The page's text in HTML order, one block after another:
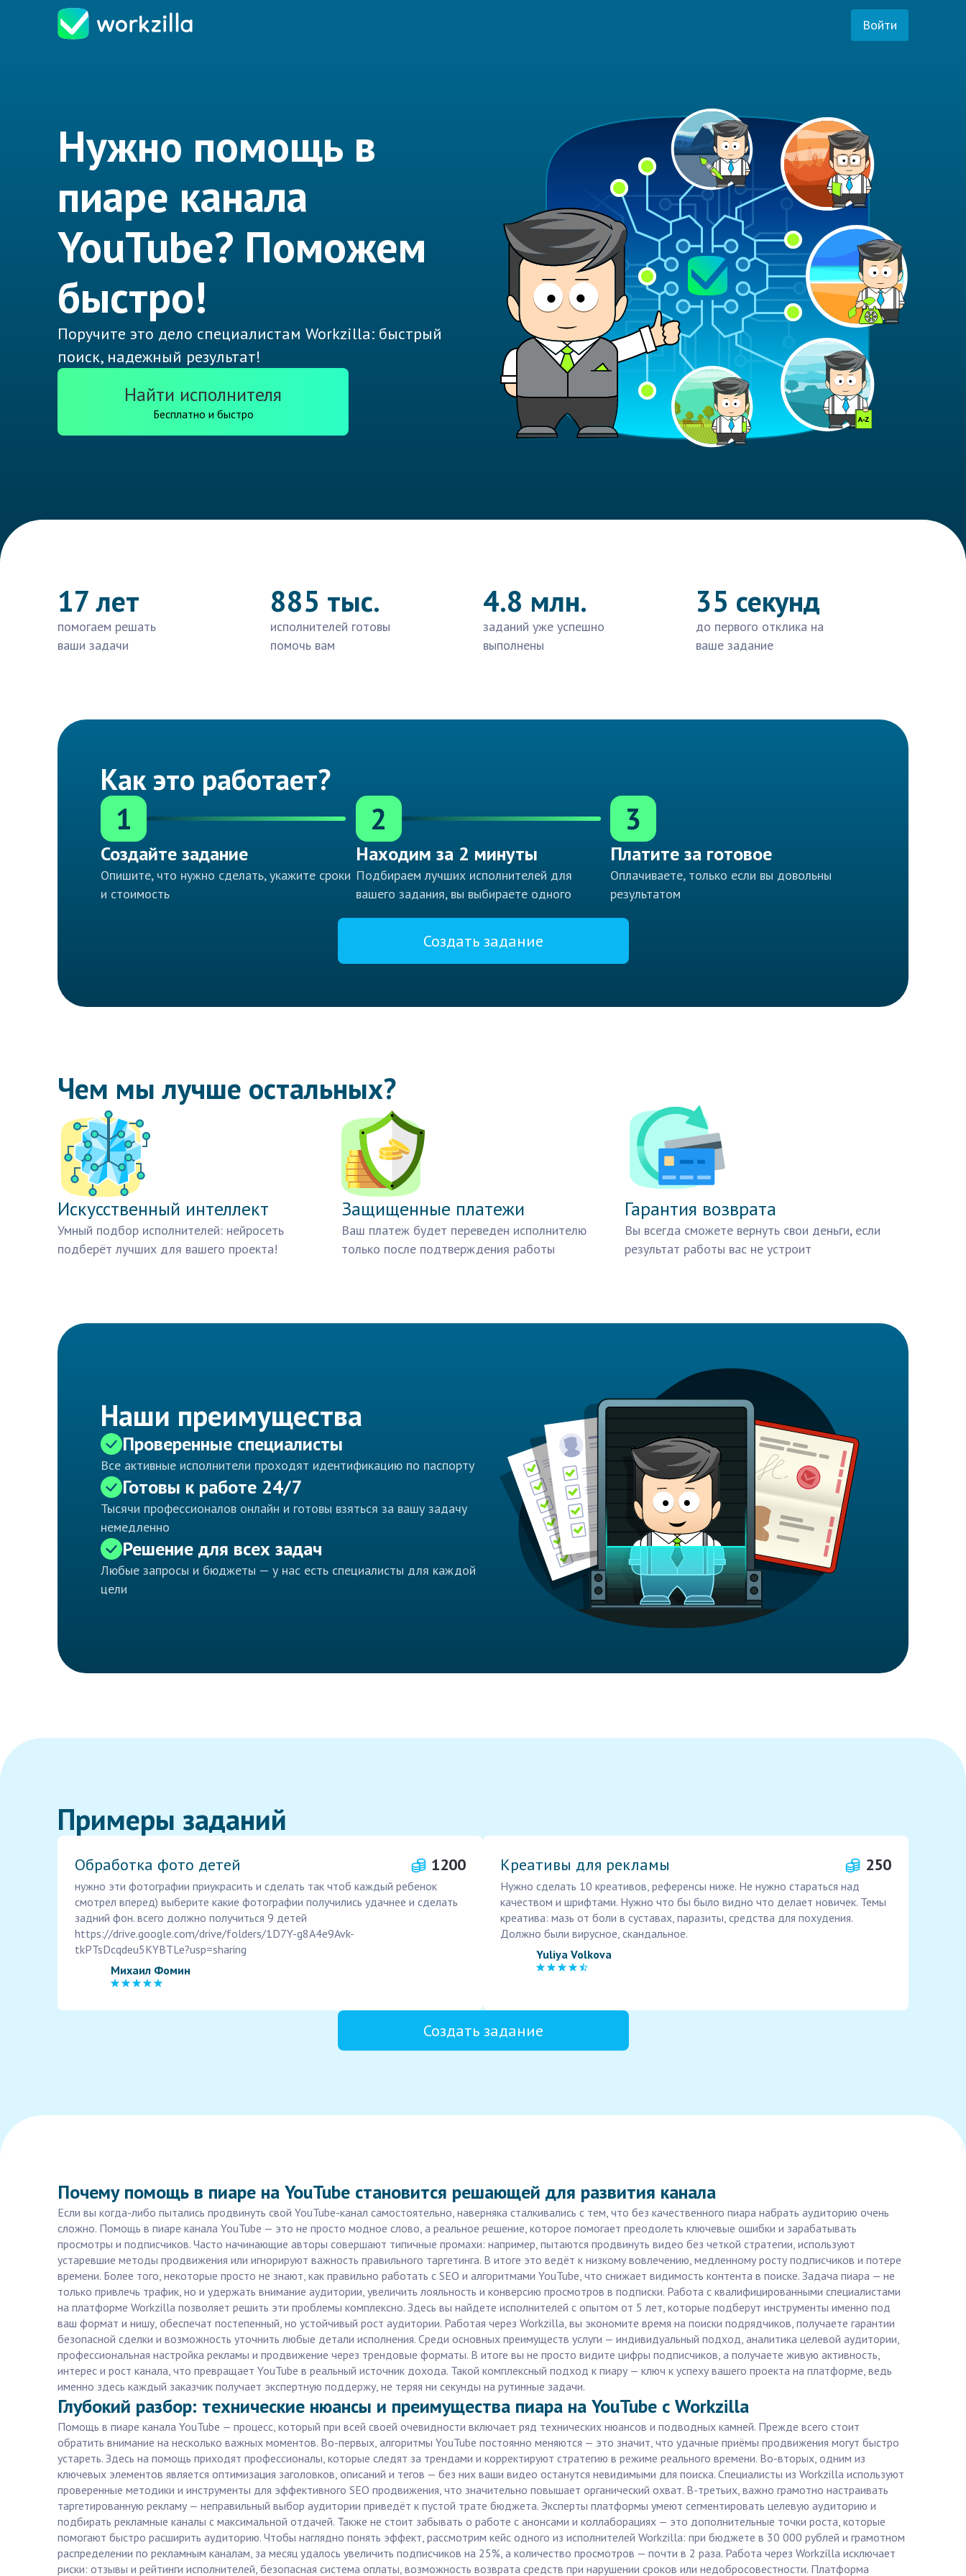
Войти
Нужно помощь в
пиаре канала
YouTube? Поможем
быстро!
Поручите это дело специалистам Workzilla: быстрый
поиск, надежный результат!
Найти исполнителя
Бесплатно и быстро
17 лет
помогаем решать
ваши задачи
885 тыс.
исполнителей готовы
помочь вам
4.8 млн.
заданий уже успешно
выполнены
35 секунд
до первого отклика на
ваше задание
Как это работает?
1
Создайте задание
Опишите, что нужно сделать, укажите сроки
и стоимость
2
Находим за 2 минуты
Подбираем лучших исполнителей для
вашего задания, вы выбираете одного
3
Платите за готовое
Оплачиваете, только если вы довольны
результатом
Создать задание
Чем мы лучше остальных?
Искусственный интеллект
Умный подбор исполнителей: нейросеть
подберёт лучших для вашего проекта!
Защищенные платежи
Ваш платеж будет переведен исполнителю
только после подтверждения работы
Гарантия возврата
Вы всегда сможете вернуть свои деньги, если
результат работы вас не устроит
Наши преимущества
Проверенные специалисты
Все активные исполнители проходят идентификацию по паспорту
Готовы к работе 24/7
Тысячи профессионалов онлайн и готовы взяться за вашу задачу
немедленно
Решение для всех задач
Любые запросы и бюджеты — у нас есть специалисты для каждой
цели
Примеры заданий
Обработка фото детей 1200
нужно эти фотографии приукрасить и сделать так чтоб каждый ребенок
смотрел вперед) выберите какие фотографии получились удачнее и сделать
задний фон. всего должно получиться 9 детей
https://drive.google.com/drive/folders/1D7Y-g8A4e9Avk-
tkPTsDcqdeu5KYBTLe?usp=sharing
Михаил Фомин
Креативы для рекламы 250
Нужно сделать 10 креативов, референсы ниже. Не нужно стараться над
качеством и шрифтами. Нужно что бы было видно что делает новичек. Темы
креатива: мазь от боли в суставах, паразиты, средства для похудения.
Должно были вирусное, скандальное.
Yuliya Volkova
Создать задание
Почему помощь в пиаре на YouTube становится решающей для развития канала
Если вы когда-либо пытались продвинуть свой YouTube-канал самостоятельно, наверняка сталкивались с тем, что без качественного пиара набрать аудиторию очень
сложно. Помощь в пиаре канала YouTube — это не просто модное слово, а реальное решение, которое помогает преодолеть ключевые ошибки и зарабатывать
просмотры и подписчиков. Часто начинающие авторы совершают типичные промахи: например, пытаются продвинуть видео без четкой стратегии, используют
устаревшие методы продвижения или игнорируют важность правильного таргетинга. В итоге это ведёт к низкому вовлечению, медленному росту подписчиков и потере
времени. Более того, некоторые просто не знают, как правильно работать с SEO и алгоритмами YouTube, что снижает видимость контента в поиске. Задача пиара — не
только привлечь трафик, но и удержать внимание аудитории, увеличить лояльность и конверсию просмотров в подписки. Работа с квалифицированными специалистами
на платформе Workzilla позволяет решить эти проблемы комплексно. Здесь вы найдете исполнителей с опытом от 5 лет, которые подберут инструменты именно под
ваш формат и нишу, обеспечат постепенный, но устойчивый рост аудитории. Работая через Workzilla, вы экономите время на поиски подрядчиков, получаете гарантии
безопасной сделки и возможность уточнить любые детали исполнения. Среди основных преимуществ услуги — индивидуальный подход, аналитика целевой аудитории,
профессиональная настройка рекламы и продвижение через трендовые форматы. В итоге вы не просто видите цифры подписчиков, а получаете живую активность,
интерес и рост канала, что превращает YouTube в реальный источник дохода. Такой комплексный подход к пиару — ключ к успеху вашего проекта на платформе, ведь
именно здесь каждый заказчик получает экспертную поддержу, не теряя ни секунды на рутинные задачи.
Глубокий разбор: технические нюансы и преимущества пиара на YouTube с Workzilla
Помощь в пиаре канала YouTube — процесс, который при всей своей очевидности включает ряд технических нюансов и подводных камней. Прежде всего стоит
обратить внимание на несколько важных моментов. Во-первых, алгоритмы YouTube постоянно меняются — это значит, что удачные приёмы продвижения могут быстро
устареть. Здесь на помощь приходят профессионалы, которые следят за трендами и корректируют стратегию в режиме реального времени. Во-вторых, одним из
ключевых элементов является оптимизация заголовков, описаний и тегов — без них ваши видео останутся невидимыми для поиска. Специалисты из Workzilla используют
проверенные методики и инструменты для эффективного SEO продвижения, что значительно повышает органический охват. В-третьих, важно грамотно настраивать
таргетированную рекламу — неправильный выбор аудитории приведёт к пустой трате бюджета. Эксперты платформы умеют сегментировать целевую аудиторию и
подбирать рекламные каналы с максимальной отдачей. Также не стоит забывать о работе с анонсами и коллаборациях — это дополнительные точки роста, которые
помогают быстро расширить аудиторию. Чтобы наглядно понять эффект, рассмотрим кейс одного из исполнителей Workzilla: при бюджете в 30 000 рублей и грамотном
распределении по рекламным каналам, за месяц удалось увеличить подписчиков на 25%, а количество просмотров — почти в 2 раза. Работа через Workzilla исключает
риски: отзывы и рейтинги исполнителей, безопасная система оплаты, возможность возврата средств при нарушении сроков или недобросовестности. Платформа